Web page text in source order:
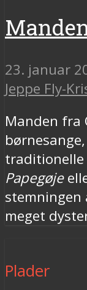
23. januar
Jeppe Fly-
Manden fra
Papegøje
stemningen
meget
Plader